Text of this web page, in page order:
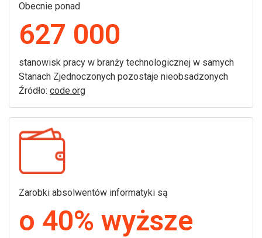
Obecnie ponad
627 000
stanowisk pracy w branży technologicznej w samych
Stanach Zjednoczonych pozostaje nieobsadzonych
Źródło: code.org
Zarobki absolwentów informatyki są
o 40% wyższe